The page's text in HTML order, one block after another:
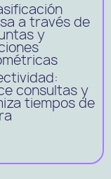
a través de
y
consultas y
tiempos de